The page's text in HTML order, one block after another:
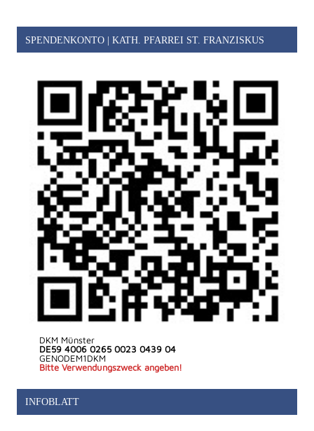
SPENDENKONTO | KATH. PFARREI ST. FRANZISKUS
DKM Münster
DE59 4006 0265 0023 0439 04
GENODEM1DKM
Bitte Verwendungszweck angeben!
INFOBLATT